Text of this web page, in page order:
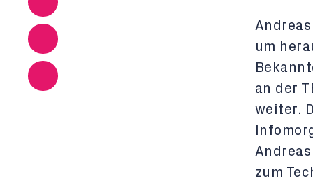
um
an der
weiter.
zum